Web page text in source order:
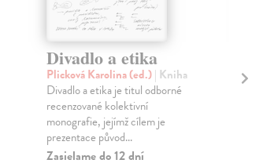
Divadlo a etika
Plicková Karolina (ed.)| Kniha
Divadlo a etika je titul odborné
recenzované kolektivní
monografie, jejímž cílem je
prezentace původ...
Zasielame do 12 dní